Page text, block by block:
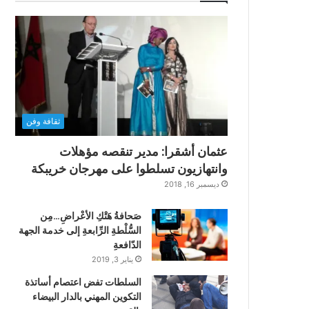
ثقافة وفن
عثمان أشقرا: مدير تنقصه مؤهلات
وانتهازيون تسلطوا على مهرجان خريبكة
ديسمبر 16, 2018
صَحافةُ هَتْكِ الأعْراضِ…مِن
السُّلْطةِ الرِّابعةِ إلى خدمة الجهة
الدّافعةِ
يناير 3, 2019
السلطات تفض اعتصام أساتذة
التكوين المهني بالدار البيضاء